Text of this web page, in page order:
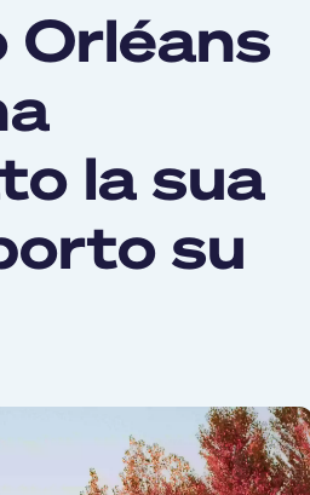
Orléans
la sua
su